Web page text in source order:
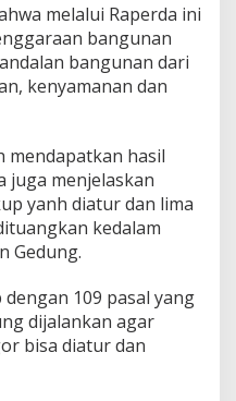
melalui Raperda ini
bangunan
bangunan dari
kenyamanan dan
mendapatkan hasil
juga menjelaskan
yanh diatur dan lima
kedalam
Gedung.
109 pasal yang
dijalankan agar
bisa diatur dan